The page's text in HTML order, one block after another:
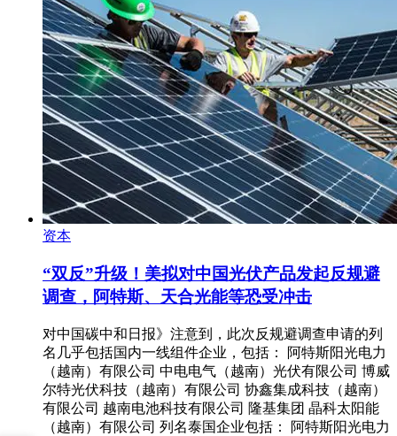
资本
“双反”升级！美拟对中国光伏产品发起反规避
调查，阿特斯、天合光能等恐受冲击
对中国碳中和日报》注意到，此次反规避调查申请的列
名几乎包括国内一线组件企业，包括： 阿特斯阳光电力
（越南）有限公司 中电电气（越南）光伏有限公司 博威
尔特光伏科技（越南）有限公司 协鑫集成科技（越南）
有限公司 越南电池科技有限公司 隆基集团 晶科太阳能
（越南）有限公司 列名泰国企业包括： 阿特斯阳光电力